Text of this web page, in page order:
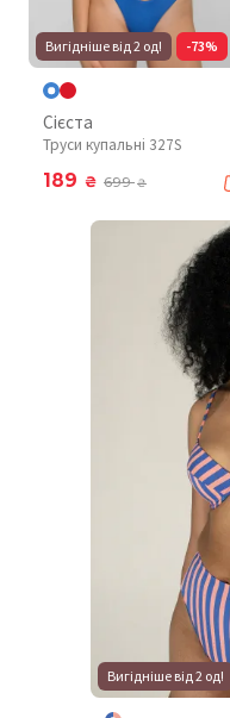
Вигідніше від 2 од! -73%
Сієста
Труси купальні 327S
189 ₴ 699₴
Вигідніше від 2 од!